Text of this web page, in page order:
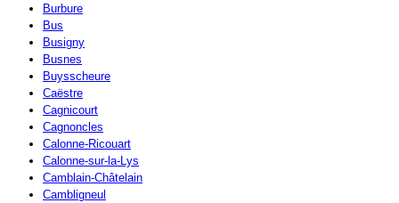
Burbure
Bus
Busigny
Busnes
Buysscheure
Caëstre
Cagnicourt
Cagnoncles
Calonne-Ricouart
Calonne-sur-la-Lys
Camblain-Châtelain
Cambligneul